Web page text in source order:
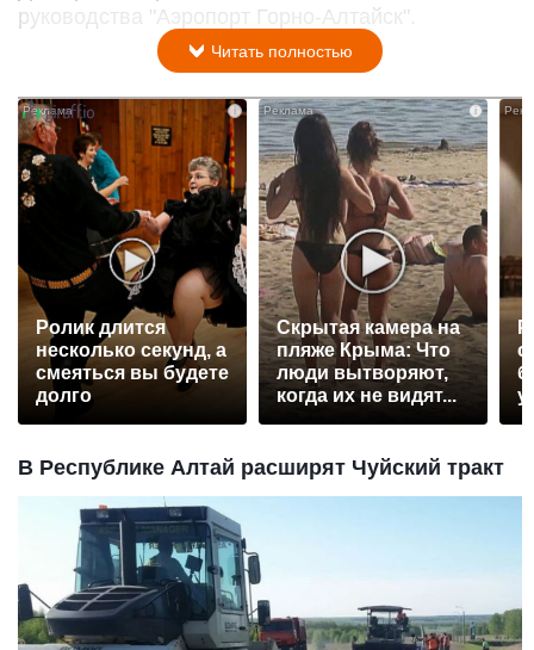
руководства "Аэропорт Горно-Алтайск".
Читать полностью
Ролик длится
несколько секунд, а
смеяться вы будете
долго
i
Скрытая камера на
пляже Крыма: Что
люди вытворяют,
когда их не видят...
В Республике Алтай расширят Чуйский тракт